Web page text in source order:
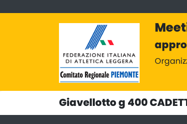
Giavellotto g 400